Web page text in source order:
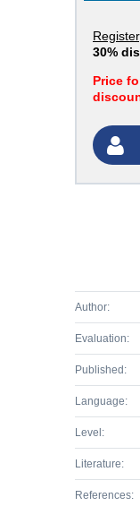
Register
30%
Price
Author:
Evaluation:
Published:
Language:
Level:
Literature:
References: